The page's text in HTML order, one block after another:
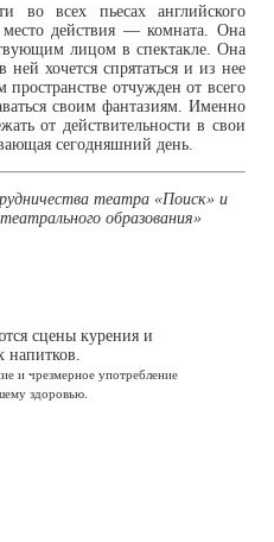
во всех пьесах английского
место действия — комната. Она
лицом в спектакле. Она
хочется спрятаться и из нее
пространстве отчужден от всего
своим фантазиям. Именно
от действительности в свои
сегодняшний день.
театра «Поиск» и
образования»
сцены курения и
напитков.
и чрезмерное употребление
здоровью.